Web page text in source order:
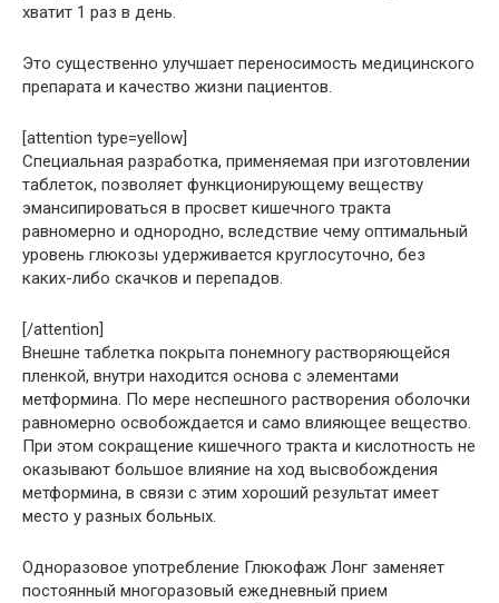
хватит 1 раз в день.
Это существенно улучшает переносимость медицинского
препарата и качество жизни пациентов.
[attention type=yellow]
Специальная разработка, применяемая при изготовлении
таблеток, позволяет функционирующему веществу
эмансипироваться в просвет кишечного тракта
равномерно и однородно, вследствие чему оптимальный
уровень глюкозы удерживается круглосуточно, без
каких-либо скачков и перепадов.
[/attention]
Внешне таблетка покрыта понемногу растворяющейся
пленкой, внутри находится основа с элементами
метформина. По мере неспешного растворения оболочки
равномерно освобождается и само влияющее вещество.
При этом сокращение кишечного тракта и кислотность не
оказывают большое влияние на ход высвобождения
метформина, в связи с этим хороший результат имеет
место у разных больных.
Одноразовое употребление Глюкофаж Лонг заменяет
постоянный многоразовый ежедневный прием